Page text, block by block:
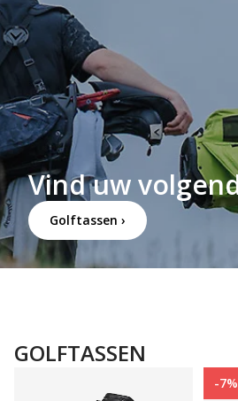
Vind uw
Golftassen ›
GOLFTASSEN
-7%